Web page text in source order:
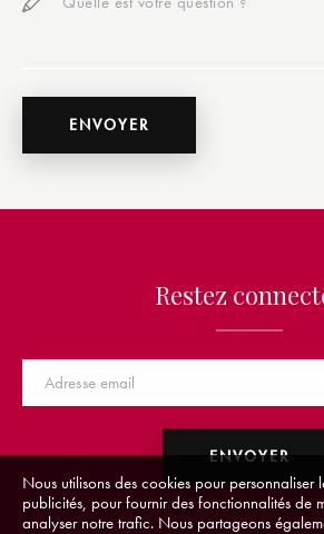
Restez
Nous utilisons des cookies pour personnaliser
publicités, pour fournir des fonctionnalités de
analyser notre trafic. Nous partageons